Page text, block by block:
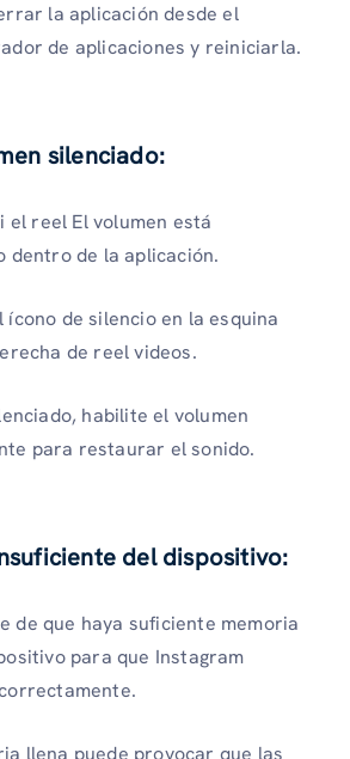
la aplicación desde el
de aplicaciones y reiniciarla.
silenciado:
el reel El volumen está
dentro de la aplicación.
ícono de silencio en la esquina
de reel videos.
habilite el volumen
para restaurar el sonido.
del dispositivo:
de que haya suficiente memoria
para que Instagram
llena puede provocar que las